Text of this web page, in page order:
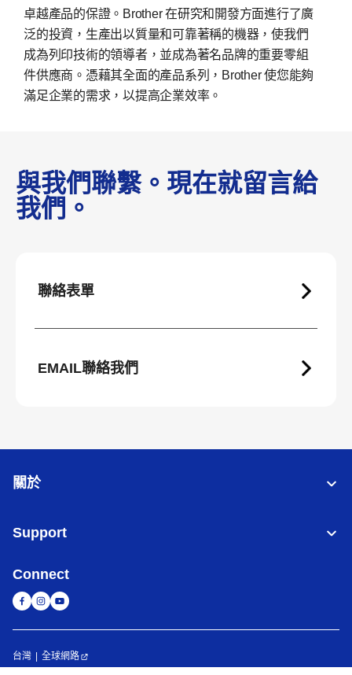
卓越產品的保證。Brother 在研究和開發方面進行了廣
泛的投資，生產出以質量和可靠著稱的機器，使我們
成為列印技術的領導者，並成為著名品牌的重要零組
件供應商。憑藉其全面的產品系列，Brother 使您能夠
滿足企業的需求，以提高企業效率。
與我們聯繫。現在就留言給
我們。
聯絡表單
EMAIL聯絡我們
關於
Support
Connect
台灣 全球網路